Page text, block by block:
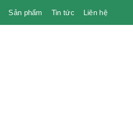
Sản phẩm Tin tức Liên hệ